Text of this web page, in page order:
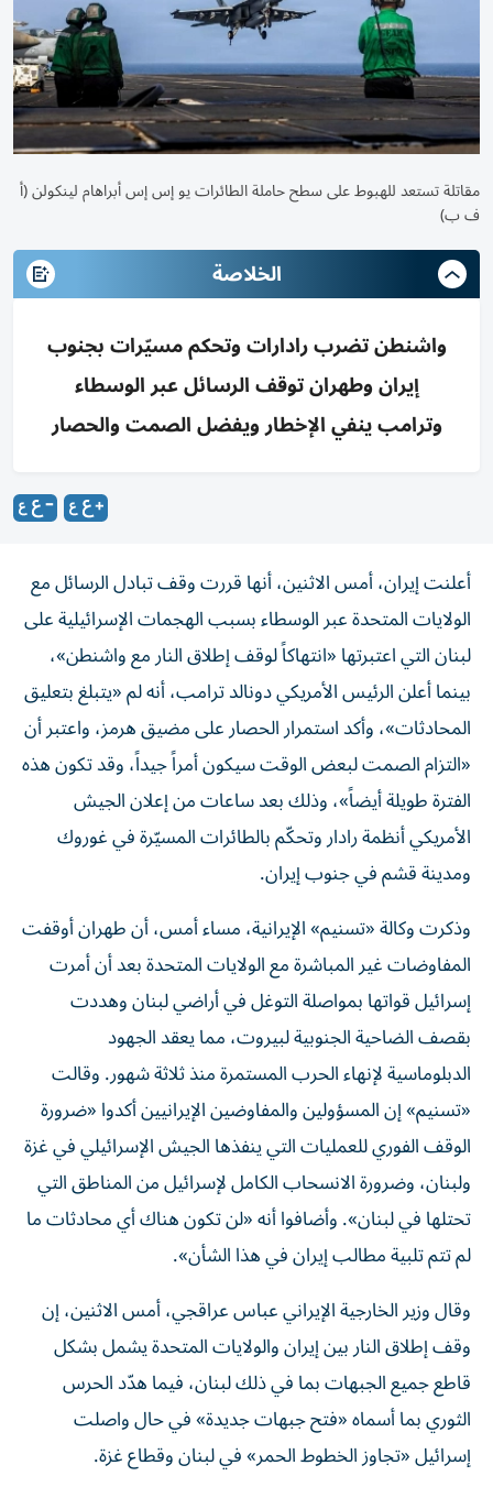
مقاتلة تستعد للهبوط على سطح حاملة الطائرات يو إس إس أبراهام لينكولن (أ
ف ب)
الخلاصة
واشنطن تضرب رادارات وتحكم مسيّرات بجنوب
إيران وطهران توقف الرسائل عبر الوسطاء
وترامب ينفي الإخطار ويفضل الصمت والحصار
أعلنت إيران، أمس الاثنين، أنها قررت وقف تبادل الرسائل مع
الولايات المتحدة عبر الوسطاء بسبب الهجمات الإسرائيلية على
لبنان التي اعتبرتها «انتهاكاً لوقف إطلاق النار مع واشنطن»،
بينما أعلن الرئيس الأمريكي دونالد ترامب، أنه لم «يتبلغ بتعليق
المحادثات»، وأكد استمرار الحصار على مضيق هرمز، واعتبر أن
«التزام الصمت لبعض الوقت سيكون أمراً جيداً، وقد تكون هذه
الفترة طويلة أيضاً»، وذلك بعد ساعات من إعلان الجيش
الأمريكي أنظمة رادار وتحكّم بالطائرات المسيّرة في غوروك
ومدينة قشم في جنوب إيران.
وذكرت وكالة «تسنيم» الإيرانية، مساء أمس، أن طهران أوقفت
المفاوضات غير المباشرة مع الولايات المتحدة بعد أن أمرت
إسرائيل قواتها بمواصلة التوغل في أراضي لبنان وهددت
بقصف الضاحية الجنوبية لبيروت، مما يعقد الجهود
الدبلوماسية لإنهاء الحرب المستمرة منذ ثلاثة شهور. وقالت
«تسنيم» إن المسؤولين والمفاوضين الإيرانيين أكدوا «ضرورة
الوقف الفوري للعمليات التي ينفذها الجيش الإسرائيلي في غزة
ولبنان، وضرورة الانسحاب الكامل لإسرائيل من المناطق التي
تحتلها في لبنان». وأضافوا أنه «لن تكون هناك أي محادثات ما
لم تتم تلبية مطالب إيران في هذا الشأن».
وقال وزير الخارجية الإيراني عباس عراقجي، أمس الاثنين، إن
وقف إطلاق النار بين إيران والولايات المتحدة يشمل بشكل
قاطع جميع الجبهات بما في ذلك لبنان، فيما هدّد الحرس
الثوري بما أسماه «فتح جبهات جديدة» في حال واصلت
إسرائيل «تجاوز الخطوط الحمر» في لبنان وقطاع غزة.